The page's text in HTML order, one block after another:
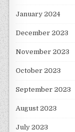
January 2024
December 2023
November 2023
October 2023
September 2023
August 2023
July 2023